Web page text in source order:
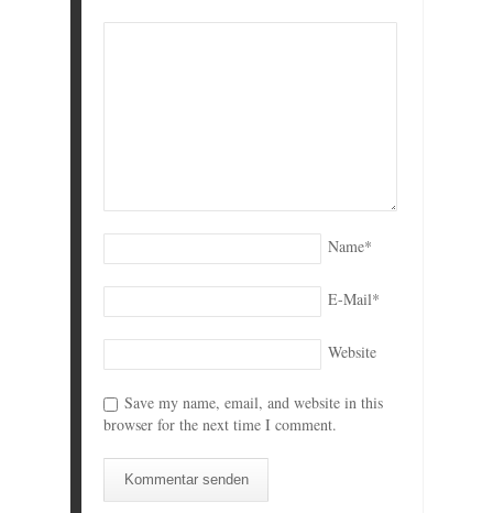
Name*
E-Mail*
Website
Save my name, email, and website in this
browser for the next time I comment.